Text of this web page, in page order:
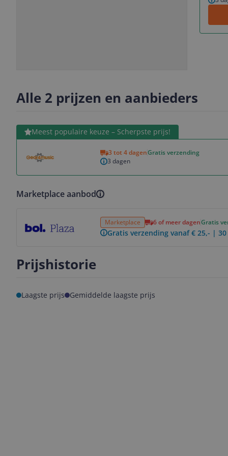
Alle 2 prijzen en aanbieders
Meest populaire keuze – Scherpste prijs!
3 tot 4 dagenGratis verzending
3 dagen
Bekijk product
Marketplace aanbod
Marketplace 6 of meer dagenGratis
Gratis verzending vanaf € 25,- |
Prijshistorie
Laagste prijs Gemiddelde laagste prijs